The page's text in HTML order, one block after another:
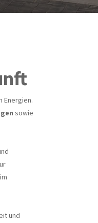
Energien.
sowie
und